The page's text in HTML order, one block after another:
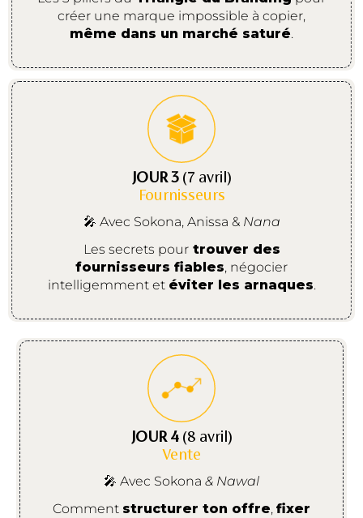
créer une marque impossible à copier,
même dans un marché saturé.
JOUR 3 (7 avril)
Fournisseurs
🎤 Avec Sokona, Anissa & Nana
Les secrets pourtrouver des
fournisseurs fiables, négocier
intelligemment et éviter les arnaques.
JOUR 4 (8 avril)
Vente
🎤 Avec Sokona & Nawal
Comment structurer ton offre, fixer